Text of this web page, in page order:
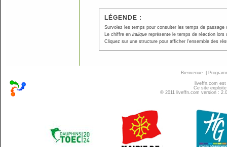
LÉGENDE :
Survolez les temps pour consulter les temps de
Le chiffre en italiquereprésente le temps de réaction lors
Cliquez sur une structure pour afficher l'ensemble des
Bienvenue
liveffn.com
Ce site
© 2011 liveffn.com version :